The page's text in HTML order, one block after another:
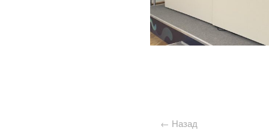
← Назад